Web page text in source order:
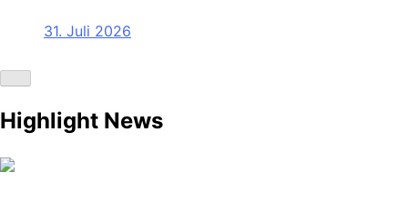
31. Juli 2026
Highlight News